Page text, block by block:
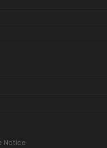
Notice